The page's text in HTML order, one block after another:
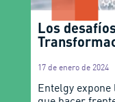
Los
17 de enero de 2024
Entelgy